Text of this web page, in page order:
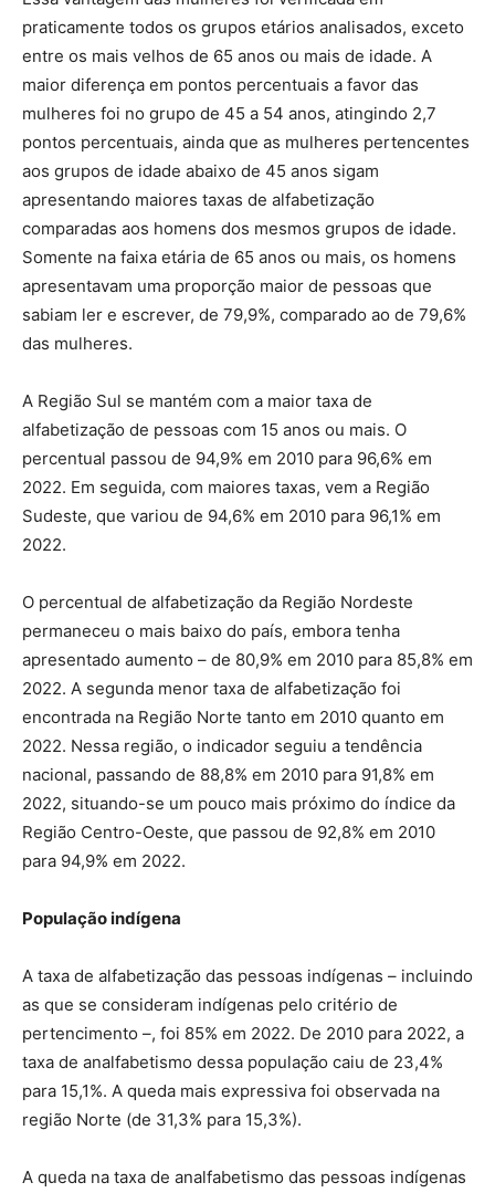
praticamente todos os grupos etários analisados, exceto
entre os mais velhos de 65 anos ou mais de idade. A
maior diferença em pontos percentuais a favor das
mulheres foi no grupo de 45 a 54 anos, atingindo 2,7
pontos percentuais, ainda que as mulheres pertencentes
aos grupos de idade abaixo de 45 anos sigam
apresentando maiores taxas de alfabetização
comparadas aos homens dos mesmos grupos de idade.
Somente na faixa etária de 65 anos ou mais, os homens
apresentavam uma proporção maior de pessoas que
sabiam ler e escrever, de 79,9%, comparado ao de 79,6%
das mulheres.
A Região Sul se mantém com a maior taxa de
alfabetização de pessoas com 15 anos ou mais. O
percentual passou de 94,9% em 2010 para 96,6% em
2022. Em seguida, com maiores taxas, vem a Região
Sudeste, que variou de 94,6% em 2010 para 96,1% em
2022.
O percentual de alfabetização da Região Nordeste
permaneceu o mais baixo do país, embora tenha
apresentado aumento – de 80,9% em 2010 para 85,8% em
2022. A segunda menor taxa de alfabetização foi
encontrada na Região Norte tanto em 2010 quanto em
2022. Nessa região, o indicador seguiu a tendência
nacional, passando de 88,8% em 2010 para 91,8% em
2022, situando-se um pouco mais próximo do índice da
Região Centro-Oeste, que passou de 92,8% em 2010
para 94,9% em 2022.
População indígena
A taxa de alfabetização das pessoas indígenas – incluindo
as que se consideram indígenas pelo critério de
pertencimento –, foi 85% em 2022. De 2010 para 2022, a
taxa de analfabetismo dessa população caiu de 23,4%
para 15,1%. A queda mais expressiva foi observada na
região Norte (de 31,3% para 15,3%).
A queda na taxa de analfabetismo das pessoas indígenas